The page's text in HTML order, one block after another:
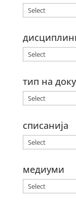
тип на
списанија
медиуми